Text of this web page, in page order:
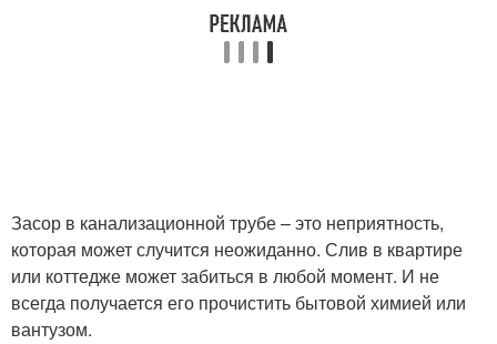
Засор в канализационной трубе – это неприятность,
которая может случится неожиданно. Слив в квартире
или коттедже может забиться в любой момент. И не
всегда получается его прочистить бытовой химией или
вантузом.